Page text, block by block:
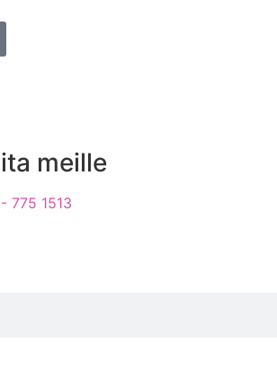
meille
775 1513